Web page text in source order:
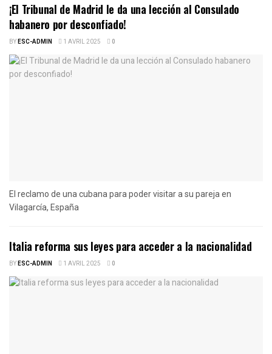
¡El Tribunal de Madrid le da una lección al Consulado
habanero por desconfiado!
BYESC-ADMIN 1 AVRIL 2025 0
El reclamo de una cubana para poder visitar a su pareja en
Vilagarcía, España
Italia reforma sus leyes para acceder a la nacionalidad
BYESC-ADMIN 1 AVRIL 2025 0